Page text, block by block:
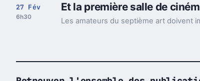
27 Fév
6h30
Et la première salle de